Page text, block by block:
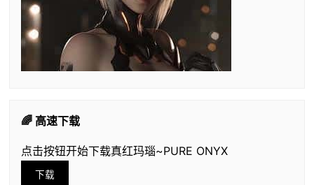
🌈 高速下载
点击按钮开始下载真红玛瑙~PURE ONYX
下载